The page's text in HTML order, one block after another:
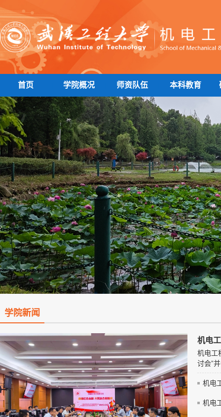
首页 学院概况 师资队伍 本科教育
学院新闻
机电
机电工
讨会”
机电
机电